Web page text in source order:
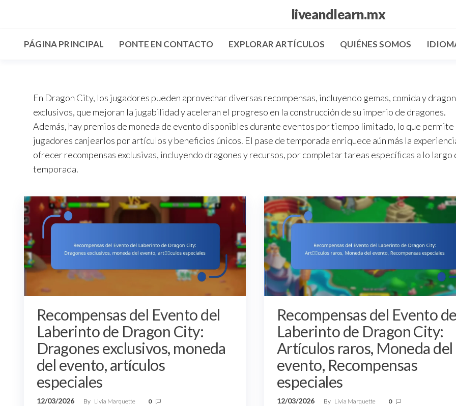
content
liveandlearn.mx
PÁGINA PRINCIPAL PONTE EN CONTACTO EXPLORAR ARTÍCULOS QUIÉNES SOMOS
En Dragon City, los jugadores pueden aprovechar diversas recompensas, incluyendo gemas, comida y
exclusivos, que mejoran la jugabilidad y aceleran el progreso en la construcción de su imperio de dragones.
Además, hay premios de moneda de evento disponibles durante eventos por tiempo limitado, lo que permite
jugadores canjearlos por artículos y beneficios únicos. El pase de temporada enriquece aún más la
ofrecer recompensas exclusivas, incluyendo dragones y recursos, por completar tareas específicas a lo largo
temporada.
Recompensas del Evento del
Laberinto de Dragon City:
Dragones exclusivos, moneda
del evento, artículos
especiales
12/03/2026 By Livia Marquette 0
Recompensas del Evento
Laberinto de Dragon City:
Artículos raros, Moneda del
evento, Recompensas
especiales
12/03/2026 By Livia Marquette 0